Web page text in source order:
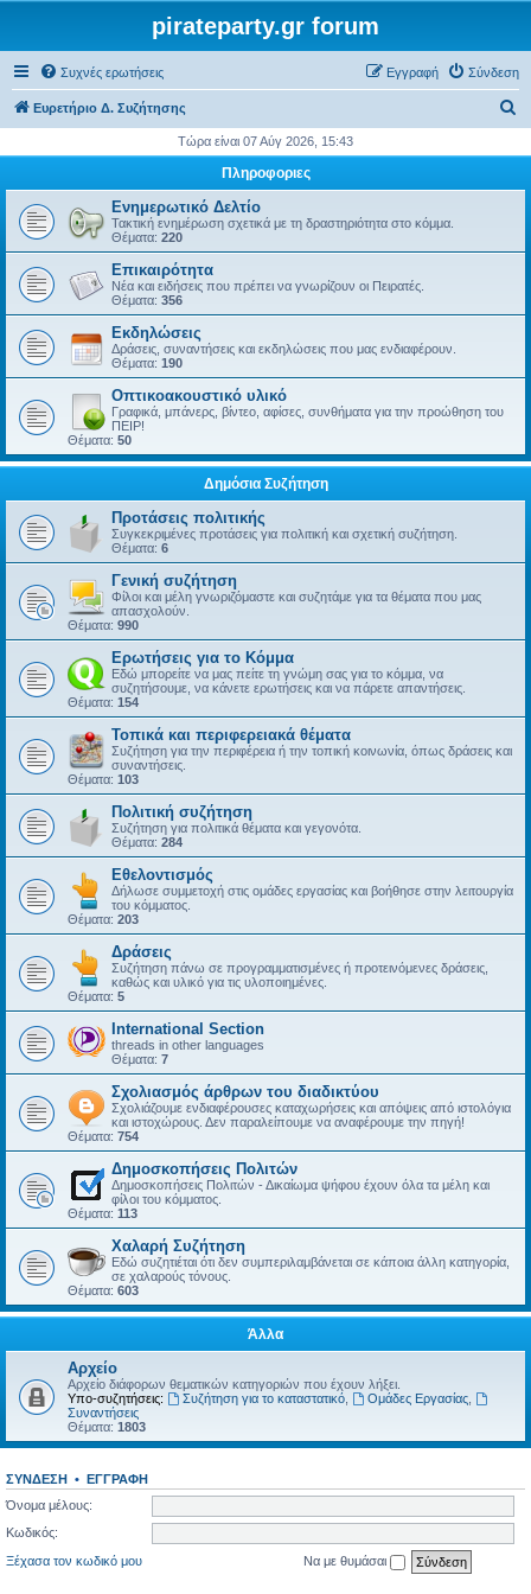
pirateparty.gr forum
Συχνές ερωτήσεις Σύνδεση
Εγγραφή
Ευρετήριο Δ. Συζήτησης
ζ
τ
Τώρα είναι 07 Αύγ 2026, 15:43
Πληροφοριες
Ενημερωτικό Δελτίο
Τακτική ενημέρωση σχετικά με τη δραστηριότητα στο κόμμα.
Θέματα: 220
Επικαιρότητα
Νέα και ειδήσεις που πρέπει να γνωρίζουν οι Πειρατές.
Θέματα: 356
Εκδηλώσεις
Δράσεις, συναντήσεις και εκδηλώσεις που μας ενδιαφέρουν.
Θέματα: 190
Οπτικοακουστικό υλικό
Γραφικά, μπάνερς, βίντεο, αφίσες, συνθήματα για την προώθηση του
ΠΕΙΡ!
Θέματα: 50
Δημόσια Συζήτηση
Προτάσεις πολιτικής
Συγκεκριμένες προτάσεις για πολιτική και σχετική συζήτηση.
Θέματα: 6
Γενική συζήτηση
Φίλοι και μέλη γνωριζόμαστε και συζητάμε για τα θέματα που μας
απασχολούν.
Θέματα: 990
Ερωτήσεις για το Κόμμα
Εδώ μπορείτε να μας πείτε τη γνώμη σας για το κόμμα, να
συζητήσουμε, να κάνετε ερωτήσεις και να πάρετε απαντήσεις.
Θέματα: 154
Τοπικά και περιφερειακά θέματα
Συζήτηση για την περιφέρεια ή την τοπική κοινωνία, όπως δράσεις και
συναντήσεις.
Θέματα: 103
Πολιτική συζήτηση
Συζήτηση για πολιτικά θέματα και γεγονότα.
Θέματα: 284
Εθελοντισμός
Δήλωσε συμμετοχή στις ομάδες εργασίας και βοήθησε στην λειτουργία
του κόμματος.
Θέματα: 203
Δράσεις
Συζήτηση πάνω σε προγραμματισμένες ή προτεινόμενες δράσεις,
καθώς και υλικό για τις υλοποιημένες.
Θέματα: 5
International Section
threads in other languages
Θέματα: 7
Σχολιασμός άρθρων του διαδικτύου
Σχολιάζουμε ενδιαφέρουσες καταχωρήσεις και απόψεις από ιστολόγια
και ιστοχώρους. Δεν παραλείπουμε να αναφέρουμε την πηγή!
Θέματα: 754
Δημοσκοπήσεις Πολιτών
Δημοσκοπήσεις Πολιτών - Δικαίωμα ψήφου έχουν όλα τα μέλη και
φίλοι του κόμματος.
Θέματα: 113
Χαλαρή Συζήτηση
Εδώ συζητιέται ότι δεν συμπεριλαμβάνεται σε κάποια άλλη κατηγορία,
σε χαλαρούς τόνους.
Θέματα: 603
Άλλα
Αρχείο
Αρχείο διάφορων θεματικών κατηγοριών που έχουν λήξει.
Υπο-συζητήσεις:
Συζήτηση για το καταστατικό, Ομάδες Εργασίας,
Συναντήσεις
Θέματα: 1803
ΣΎΝΔΕΣΗ • ΕΓΓΡΑΦΉ
Όνομα μέλους:
Κωδικός:
Ξέχασα τον κωδικό μου
Να με θυμάσαι